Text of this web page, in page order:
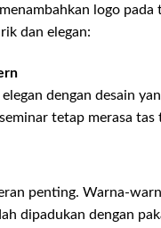
logo
dan elegan:
dengan desain
tetap merasa
penting. Warna-
dipadukan dengan